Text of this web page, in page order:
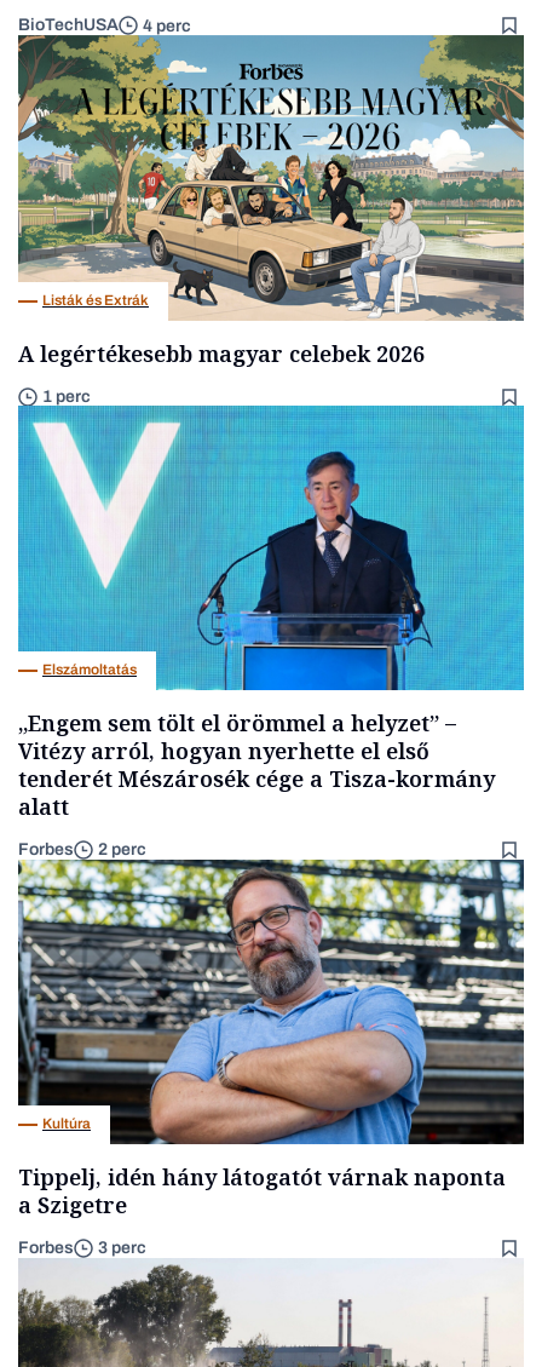
BioTechUSA 4 perc
Listák és Extrák
A legértékesebb magyar celebek 2026
1 perc
Elszámoltatás
„Engem sem tölt el örömmel a helyzet” –
Vitézy arról, hogyan nyerhette el első
tenderét Mészárosék cége a Tisza-kormány
alatt
Forbes 2 perc
Kultúra
Tippelj, idén hány látogatót várnak naponta
a Szigetre
Forbes 3 perc